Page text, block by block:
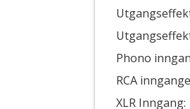
Phono
RCA
XLR Inngang: